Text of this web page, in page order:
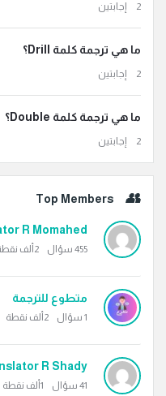
‫2 إجابتين
ما هي ترجمة كلمة Drill؟
‫2 إجابتين
ما هي ترجمة كلمة Double؟
‫2 إجابتين
Top Members
R Momahed
455 سؤال 2ألف
متطوع للترجمة
1 سؤال 2ألف نقطة
R Shady
41 سؤال 1ألف نقطة